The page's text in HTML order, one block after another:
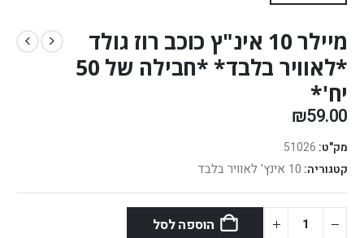
מיילר 10 אינ"ץ כוכב רוז גולד
*לאוויר בלבד* *חבילה של 50
יח'*
₪59.00
מק"ט: 51026
קטגוריה: 10 אינץ' לאוויר בלבד
הוספה לסל